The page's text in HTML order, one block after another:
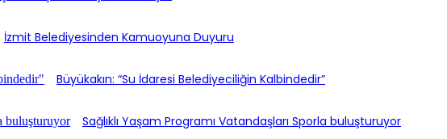
İzmit Belediyesinden Kamuoyuna Duyuru
Büyükakın: “Su İdaresi Belediyeciliğin Kalbindedir”
Sağlıklı Yaşam Programı Vatandaşları Sporla buluşturuyor